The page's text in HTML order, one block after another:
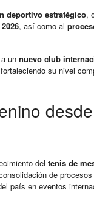
deportivo estratégico,
, así como al
un nuevo club
su nivel
desde
del tenis de
de
país en eventos